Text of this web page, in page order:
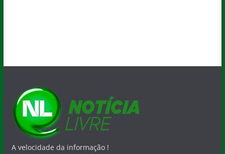
A velocidade da informação !
O Blog